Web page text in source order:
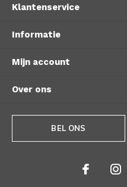
Klantenservice
Informatie
Mijn account
Over ons
BEL ONS